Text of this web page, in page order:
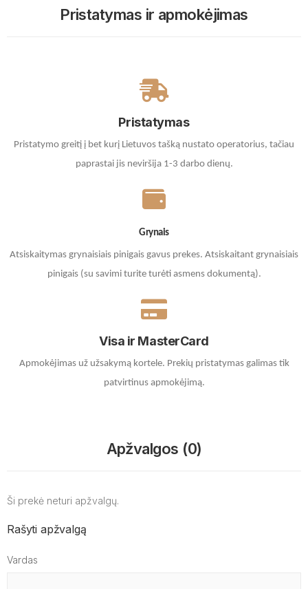
Pristatymas ir apmokėjimas
Pristatymas
Pristatymo greitį į bet kurį Lietuvos tašką nustato operatorius, tačiau
paprastai jis neviršija 1-3 darbo dienų.
Grynais
Atsiskaitymas grynaisiais pinigais gavus prekes. Atsiskaitant grynaisiais
pinigais (su savimi turite turėti asmens dokumentą).
Visa ir MasterCard
Apmokėjimas už užsakymą kortele. Prekių pristatymas galimas tik
patvirtinus apmokėjimą.
Apžvalgos (0)
Ši prekė neturi apžvalgų.
Rašyti apžvalgą
Vardas